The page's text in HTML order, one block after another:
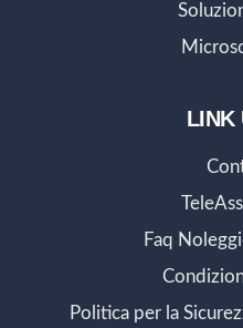
LINK
Faq
Politica per la